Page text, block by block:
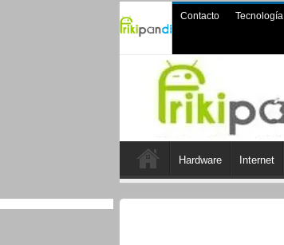
Contacto Tecnología
Hardware Internet